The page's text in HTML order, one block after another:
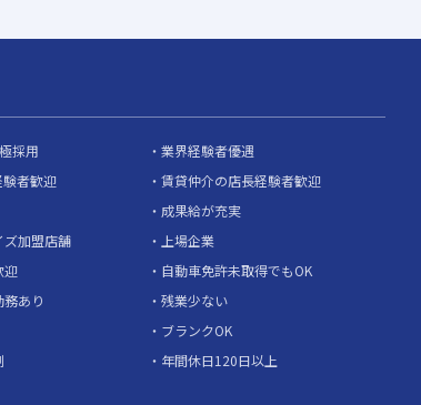
採用
業界経験者優遇
者歓迎
賃貸仲介の店長経験者歓迎
成果給が充実
ズ加盟店舗
上場企業
迎
自動車免許未取得でもOK
あり
残業少ない
ブランクOK
年間休日120日以上